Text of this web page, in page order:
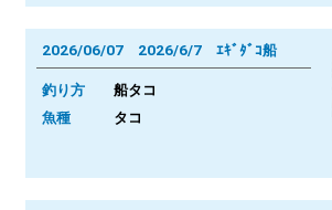
2026/06/07 2026/6/7 ｴｷﾞﾀﾞｺ船
釣り方 船タコ
魚種 タコ